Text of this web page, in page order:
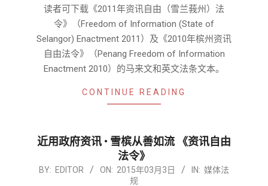
03读者可下载《2011年资讯自由（雪兰莪州）法
令》（Freedom of Information (State of
Selangor) Enactment 2011）及《2010年槟州资讯
自由法令》（Penang Freedom of Information
Enactment 2010）的马来文和英文法条文本。
CONTINUE READING
近用政府资讯 • 雪槟从善如流 《资讯自由
法令》
2015-
BY: EDITOR ON: 2015年03月3日 IN: 媒体法
规